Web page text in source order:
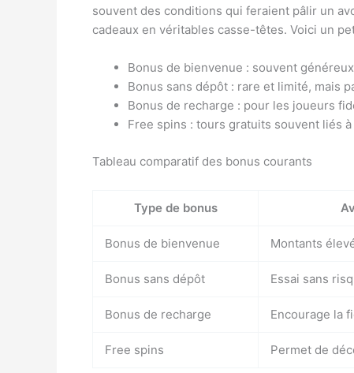
souvent des conditions qui feraient pâlir un
cadeaux en véritables casse-têtes. Voici un
Bonus de bienvenue : souvent
Bonus sans dépôt : rare et limité, mais
Bonus de recharge : pour les joueurs
Free spins : tours gratuits souvent liés
Tableau comparatif des bonus courants
Type de bonus
Bonus de bienvenue Montants
Bonus sans dépôt Essai sans
Bonus de recharge Encourage la
Free spins Permet de